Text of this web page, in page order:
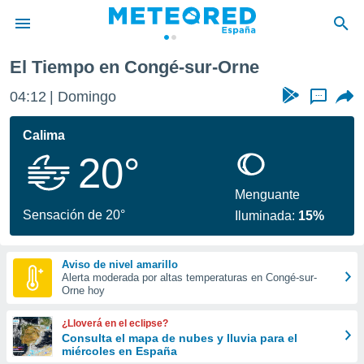
de
por
que se
calidad.
a este
las
y
forma
digital
basada
El Tiempo en Congé-sur-Orne
04:12 Domingo ...
Calima
20°
Sensación de 20°
Menguante
Iluminada: 15%
Aviso de nivel amarillo
Alerta moderada por altas temperaturas en Congé-sur-
Orne hoy
¿Lloverá en el eclipse?
Consulta el mapa de nubes y lluvia para el
miércoles en España